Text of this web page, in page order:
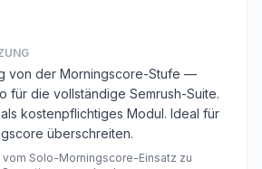
von der Morningscore-Stufe —
für die vollständige Semrush-Suite.
kostenpflichtiges Modul. Ideal für
überschreiten.
vom Solo-Morningscore-Einsatz zu